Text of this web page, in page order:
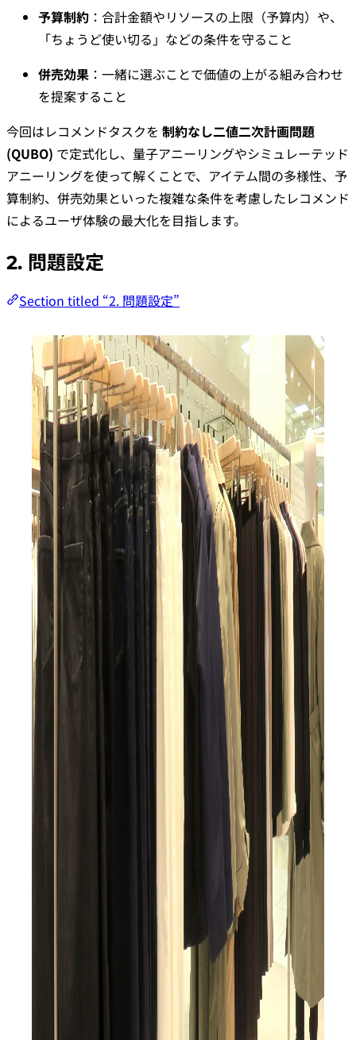
予算制約 ：合計金額やリソースの上限（予算内）や、
「ちょうど使い切る」などの条件を守ること
併売効果 ：一緒に選ぶことで価値の上がる組み合わせ
を提案すること
今回はレコメンドタスクを 制約なし二値二次計画問題
(QUBO) で定式化し、量子アニーリングやシミュレーテッド
アニーリングを使って解くことで、アイテム間の多様性、予
算制約、併売効果といった複雑な条件を考慮したレコメンド
によるユーザ体験の最大化を目指します。
2. 問題設定
Section titled “2. 問題設定”